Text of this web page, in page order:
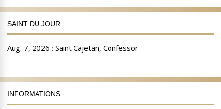
SAINT DU JOUR
INFORMATIONS